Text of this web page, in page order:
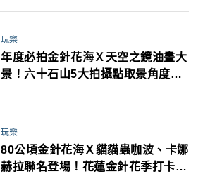
玩樂
年度必拍金針花海Ｘ天空之鏡油畫大
景！六十石山5大拍攝點取景角度一
玩樂
80公頃金針花海Ｘ貓貓蟲咖波、卡娜
赫拉聯名登場！花蓮金針花季打卡亮